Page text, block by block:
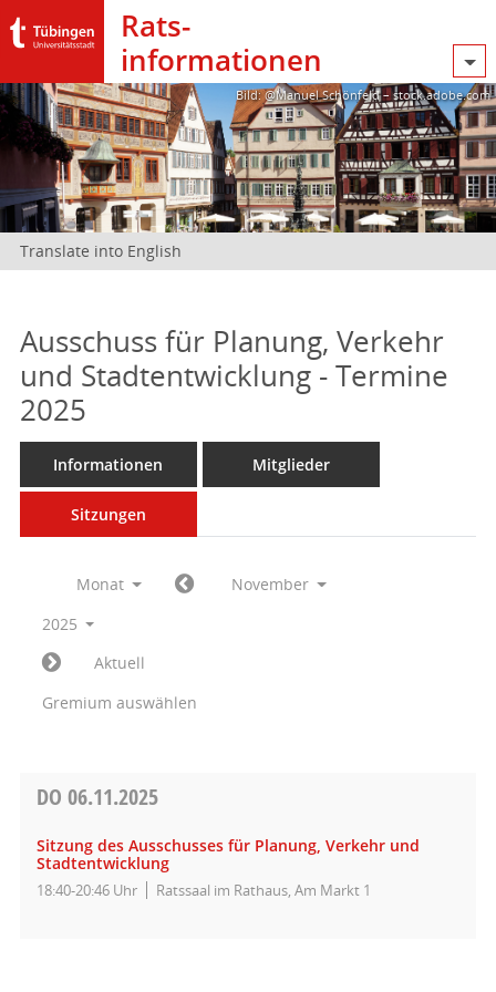
Rats­
informationen
Bild: @Manuel Schönfeld – stock.adobe.com
Translate into English
Ausschuss für Planung, Verkehr
und Stadtentwicklung - Termine
2025
Informationen Mitglieder
Sitzungen
Monat
November
2025
Aktuell
Gremium auswählen
DO 06.11.2025
Sitzung des Ausschusses für Planung, Verkehr und
Stadtentwicklung
18:40-20:46 Uhr Ratssaal im Rathaus, Am Markt 1